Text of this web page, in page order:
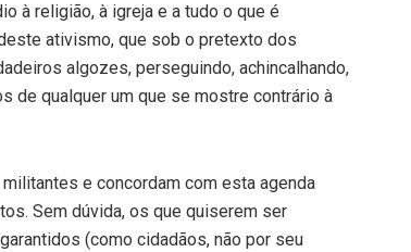
à religião, à igreja e a tudo o que é
ativismo, que sob o pretexto dos
algozes, perseguindo, achincalhando,
de qualquer um que se mostre contrário à
e concordam com esta agenda
Sem dúvida, os que quiserem ser
(como cidadãos, não por seu